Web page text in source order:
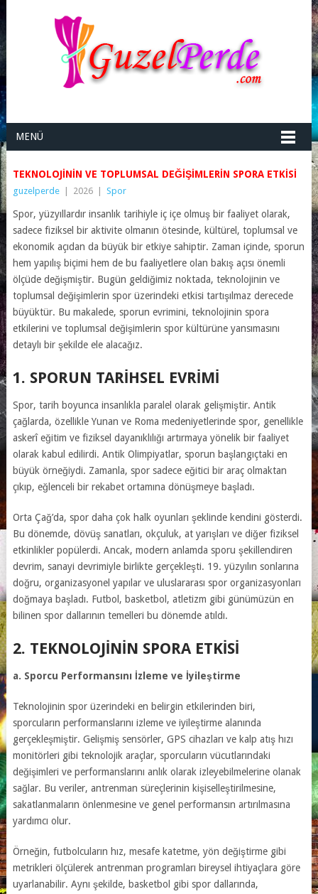
MENÜ
TEKNOLOJININ VE TOPLUMSAL DEĞIŞIMLERIN SPORA ETKISI
guzelperde 2026 Spor
Spor, yüzyıllardır insanlık tarihiyle iç içe olmuş bir faaliyet olarak,
sadece fiziksel bir aktivite olmanın ötesinde, kültürel, toplumsal ve
ekonomik açıdan da büyük bir etkiye sahiptir. Zaman içinde, sporun
hem yapılış biçimi hem de bu faaliyetlere olan bakış açısı önemli
ölçüde değişmiştir. Bugün geldiğimiz noktada, teknolojinin ve
toplumsal değişimlerin spor üzerindeki etkisi tartışılmaz derecede
büyüktür. Bu makalede, sporun evrimini, teknolojinin spora
etkilerini ve toplumsal değişimlerin spor kültürüne yansımasını
detaylı bir şekilde ele alacağız.
1. SPORUN TARIHSEL EVRIMI
Spor, tarih boyunca insanlıkla paralel olarak gelişmiştir. Antik
çağlarda, özellikle Yunan ve Roma medeniyetlerinde spor, genellikle
askerî eğitim ve fiziksel dayanıklılığı artırmaya yönelik bir faaliyet
olarak kabul edilirdi. Antik Olimpiyatlar, sporun başlangıçtaki en
büyük örneğiydi. Zamanla, spor sadece eğitici bir araç olmaktan
çıkıp, eğlenceli bir rekabet ortamına dönüşmeye başladı.
Orta Çağ’da, spor daha çok halk oyunları şeklinde kendini gösterdi.
Bu dönemde, dövüş sanatları, okçuluk, at yarışları ve diğer fiziksel
etkinlikler popülerdi. Ancak, modern anlamda sporu şekillendiren
devrim, sanayi devrimiyle birlikte gerçekleşti. 19. yüzyılın sonlarına
doğru, organizasyonel yapılar ve uluslararası spor organizasyonları
doğmaya başladı. Futbol, basketbol, atletizm gibi günümüzün en
bilinen spor dallarının temelleri bu dönemde atıldı.
2. TEKNOLOJININ SPORA ETKISI
a. Sporcu Performansını İzleme ve İyileştirme
Teknolojinin spor üzerindeki en belirgin etkilerinden biri,
sporcuların performanslarını izleme ve iyileştirme alanında
gerçekleşmiştir. Gelişmiş sensörler, GPS cihazları ve kalp atış hızı
monitörleri gibi teknolojik araçlar, sporcuların vücutlarındaki
değişimleri ve performanslarını anlık olarak izleyebilmelerine olanak
sağlar. Bu veriler, antrenman süreçlerinin kişiselleştirilmesine,
sakatlanmaların önlenmesine ve genel performansın artırılmasına
yardımcı olur.
Örneğin, futbolcuların hız, mesafe katetme, yön değiştirme gibi
metrikleri ölçülerek antrenman programları bireysel ihtiyaçlara göre
uyarlanabilir. Aynı şekilde, basketbol gibi spor dallarında,